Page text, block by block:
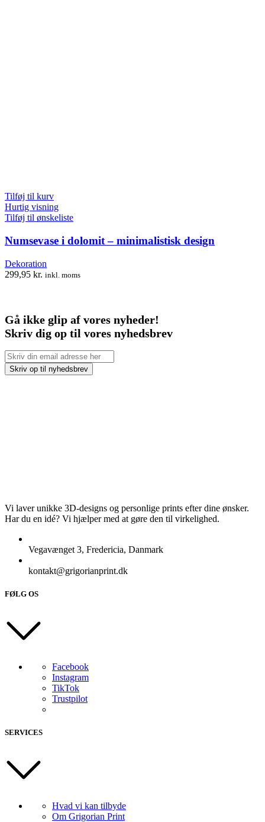
Tilføj til kurv
Hurtig visning
Tilføj til ønskeliste
Numsevase i dolomit – minimalistisk design
Dekoration
299,95 kr. inkl. moms
Gå ikke glip af vores nyheder!
Skriv dig op til vores nyhedsbrev
Vi laver unikke 3D-designs og personlige prints efter dine ønsker.
Har du en idé? Vi hjælper med at gøre den til virkelighed.
Vegavænget 3, Fredericia, Danmark
kontakt@grigorianprint.dk
FØLG OS
Facebook
Instagram
TikTok
Trustpilot
SERVICES
Hvad vi kan tilbyde
Om Grigorian Print